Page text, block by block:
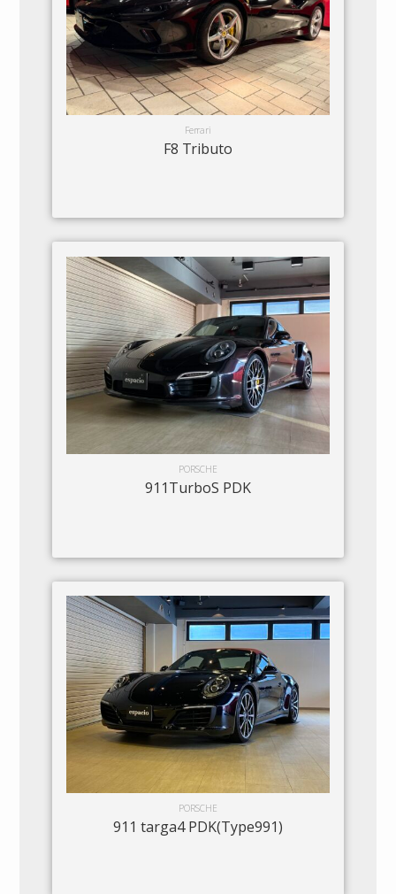
Ferrari
F8 Tributo
PORSCHE
911TurboS PDK
PORSCHE
911 targa4 PDK(Type991)